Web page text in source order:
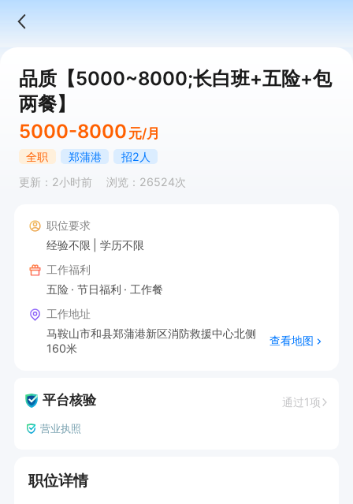
品质【5000~8000;长白班+五险+包
两餐】
5000-8000 元/月
全职 郑蒲港
招2人
更新：2小时前
浏览：26524次
职位要求
经验不限
学历不限
工作福利
五险
节日福利
工作餐
工作地址
马鞍山市和县郑蒲港新区消防救援中心北侧
160米
查看地图
平台核验 通过1项
营业执照
职位详情